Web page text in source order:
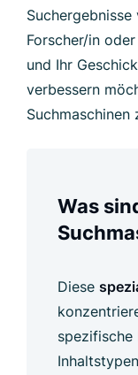
Forscher/in
und Ihr
verbessern
Was
Diese
spezifische